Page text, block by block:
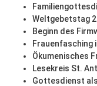
Weltgebetstag
Beginn des
Frauenfasching
Ökumenisches
Lesekreis St.
Gottesdienst